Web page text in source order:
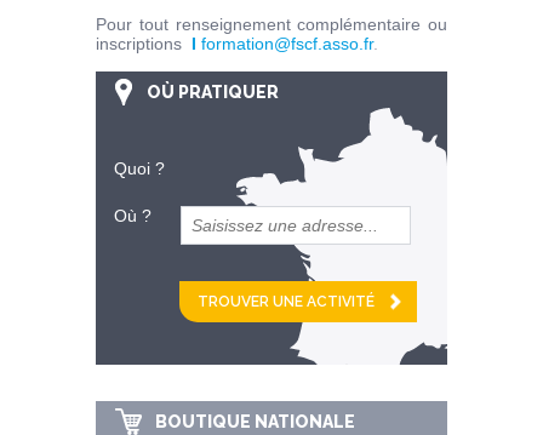
Pour tout renseignement complémentaire ou
inscriptions I formation@fscf.asso.fr.
OÙ PRATIQUER
Quoi ?
Où ?
et
km alentour
BOUTIQUE NATIONALE